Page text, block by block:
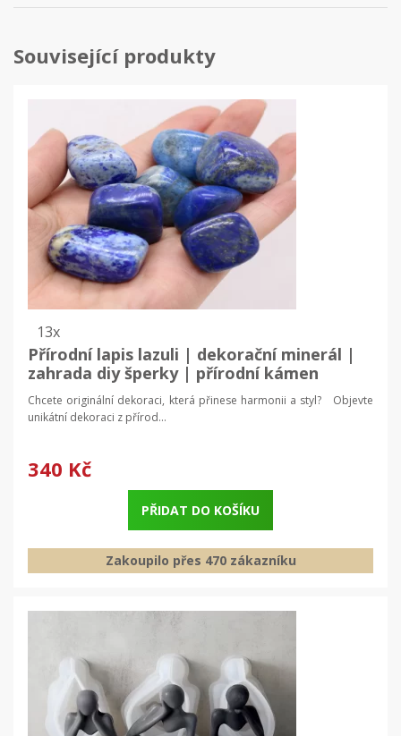
Související produkty
13x
Přírodní lapis lazuli | dekorační minerál |
zahrada diy šperky | přírodní kámen
Chcete originální dekoraci, která přinese harmonii a styl? Objevte
unikátní dekoraci z přírod...
340 Kč
PŘIDAT DO KOŠÍKU
Zakoupilo přes 470 zákazníku